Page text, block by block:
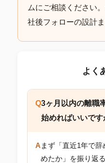
ムにご相談ください
社後フォローの設計
よく
Q3ヶ月以内の離職
始めればいいです
A まず「直近1年で
めたか」を振り返